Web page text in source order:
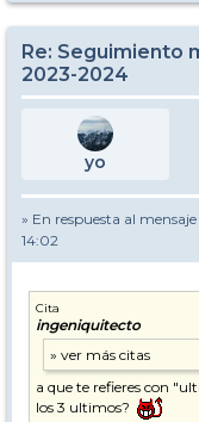
Re: Seguimiento
2023-2024
yo
» En respuesta al mensaje
14:02
Cita
ingeniquitecto
a que te refieres con
los 3 ultimos?